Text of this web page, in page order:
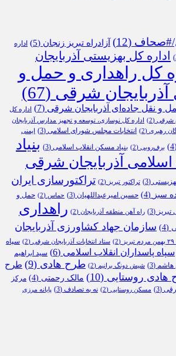
#صحاف (12) آزادراه تبریز زنجان (5)
اداره
اداره کل بهزیستی آذربایجان
کل راهداری و حمل و
آذربایجان شرقی (67)
و نقل جاده‌ای آذربایجان شرقی (7)
اداره کل
شرقی (2)
اداره کل نوسازی، توسعه و تجهیز مدارس آذربایجان
رهبری (2) انتخابات مجلس شورای اسلامی (3) ایمنی
(4) برف‌روبی (2) بنیاد مسکن انقلاب اسلامی (3)
بنیاد
آذربایجان شرقی
(3) تراکتور تبریز (2)
تراکتورسازی ایران
سبز (4) حسین امیرعبداللهیان (3) حماس (2)
حمل و
(3) راه آهن منطقه آذربایجان (2)
راهداری
(4)
سازمان جهاد کشاورزی آذربایجان
(2) ستاد انتخابات آذربایجان شرقی (2)
سپاه
سپاه پاسداران انقلاب اسلامی (6)
سید ابراهیم
هاشم (3) شیش دونگ برانیم (2) طرح هادی (9)
طرح
هادی روستایی (10) مالک رحمتی (4)
مرکز
(3) مسکن روستایی (2) نه به تصادف (3)
پایانه مرزی